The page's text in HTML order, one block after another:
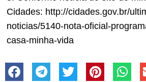
Cidades: http://cidades.gov.br/
noticias/5140-nota-oficial-
casa-minha-vida